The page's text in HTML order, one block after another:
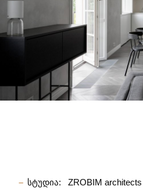
სტუდია:
ZROBIM architects